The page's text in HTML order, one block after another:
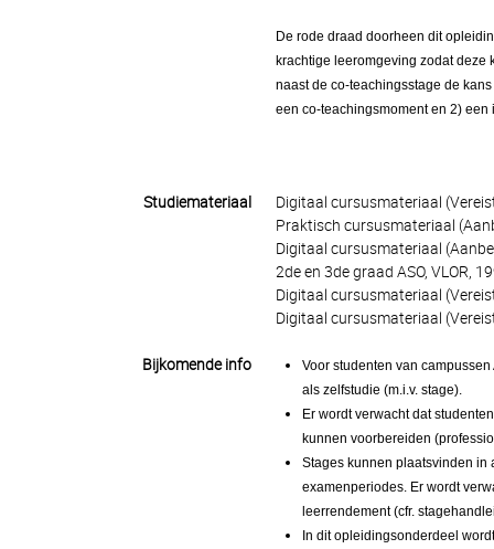
De rode draad doorheen dit
krachtige leeromgeving zodat
naast de co-teachingsstage de
een co-teachingsmoment en 2)
Studiemateriaal
Digitaal cursusmateriaal
Praktisch cursusmateriaal
Digitaal cursusmateriaal
2de en 3de graad ASO, VLOR,
Digitaal cursusmateriaal
Digitaal cursusmateriaal
Bijkomende info
Voor studenten van
als zelfstudie (m.i.v. stage).
Er wordt verwacht dat
kunnen voorbereiden
Stages kunnen plaatsvinden in
examenperiodes. Er wordt
leerrendement (cfr.
In dit opleidingsonderdeel